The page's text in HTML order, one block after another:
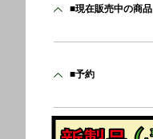
■現在販売中の商品
■予約